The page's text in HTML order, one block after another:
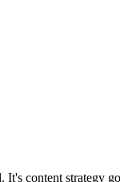
It's content strategy